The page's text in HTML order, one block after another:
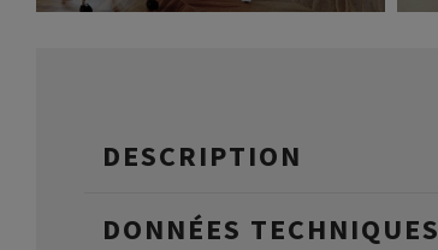
DESCRIPTION
DONNÉES TECHNIQUES